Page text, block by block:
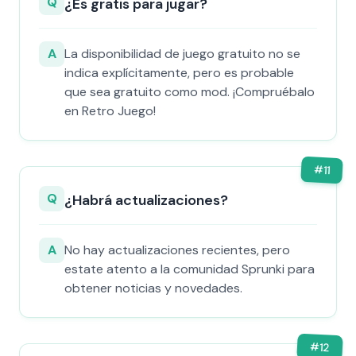
¿Es gratis para jugar?
A La disponibilidad de juego gratuito no se
indica explícitamente, pero es probable
que sea gratuito como mod. ¡Compruébalo
en Retro Juego!
#11
Q ¿Habrá actualizaciones?
A No hay actualizaciones recientes, pero
estate atento a la comunidad Sprunki para
obtener noticias y novedades.
#12